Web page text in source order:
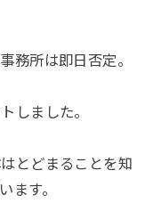
務所は即日否定。
しました。
とどまることを知
ます。